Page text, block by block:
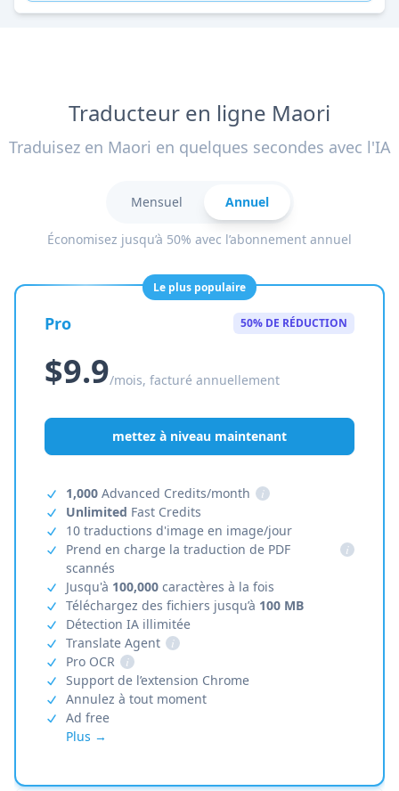
Traducteur en ligne Maori
Traduisez en Maori en quelques secondes avec l'IA
Mensuel Annuel
Économisez jusqu’à 50% avec l’abonnement annuel
Le plus populaire
Pro 50% DE RÉDUCTION
$9.9/mois, facturé annuellement
mettez à niveau maintenant
1,000 Advanced Credits/month
i
Unlimited Fast Credits
10 traductions d'image en image/jour
Prend en charge la traduction de PDF
scannés
i
Jusqu'à 100,000 caractères à la fois
Téléchargez des fichiers jusqu’à 100 MB
Détection IA illimitée
Translate Agent
i
Pro OCR
i
Support de l’extension Chrome
Annulez à tout moment
Ad free
Plus →